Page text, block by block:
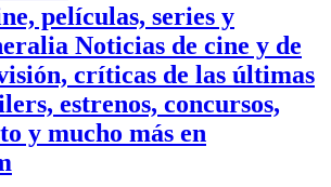
películas, series y
Noticias de cine y de
críticas de las últimas
estrenos, concursos,
y mucho más en